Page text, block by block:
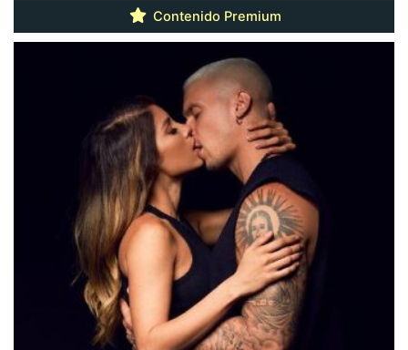
Contenido Premium